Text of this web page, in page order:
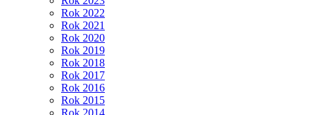
Rok 2022
Rok 2021
Rok 2020
Rok 2019
Rok 2018
Rok 2017
Rok 2016
Rok 2015
Rok 2014